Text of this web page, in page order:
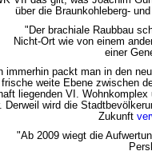
über die Braunkohleberg-
"Der brachiale Raubbau
Nicht-Ort wie von einem
einer
immerhin packt man in den
frische weite Ebene zwischen
liegenden VI.
Derweil wird die
Zukunft
"Ab 2009 wiegt die